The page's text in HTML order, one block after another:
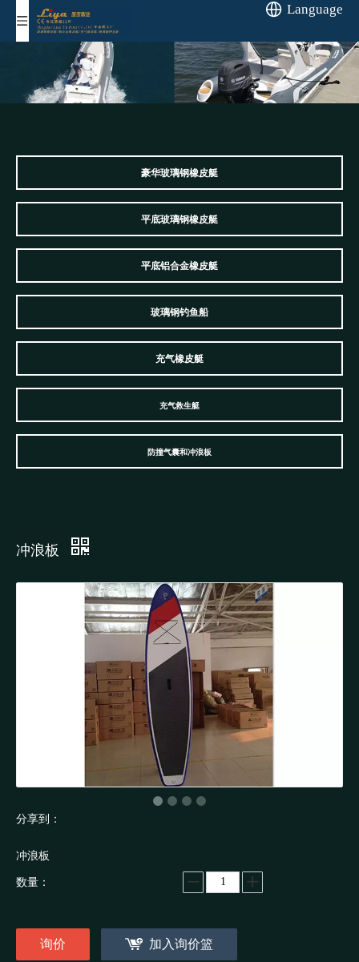
Language
豪华玻璃钢橡皮艇
平底玻璃钢橡皮艇
平底铝合金橡皮艇
玻璃钢钓鱼船
充气橡皮艇
充气救生艇
防撞气囊和冲浪板
冲浪板
分享到：
冲浪板
数量：
询价 加入询价篮